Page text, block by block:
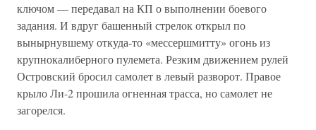
ключом — передавал на КП о выполнении боевого
задания. И вдруг башенный стрелок открыл по
вынырнувшему откуда-то «мессершмитту» огонь из
крупнокалиберного пулемета. Резким движением рулей
Островский бросил самолет в левый разворот. Правое
крыло Ли-2 прошила огненная трасса, но самолет не
загорелся.